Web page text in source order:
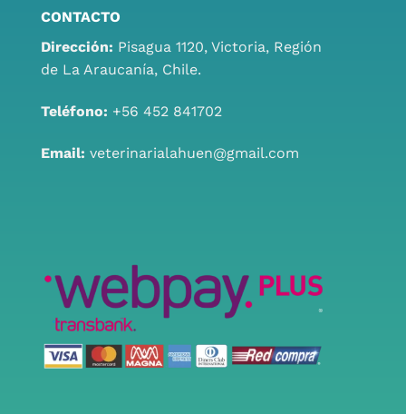
CONTACTO
Dirección: Pisagua 1120, Victoria, Región
de La Araucanía, Chile.
Teléfono: +56 452 841702
Email: veterinarialahuen@gmail.com